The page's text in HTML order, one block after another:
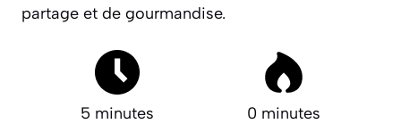
partage et de gourmandise.
5 minutes 0 minutes